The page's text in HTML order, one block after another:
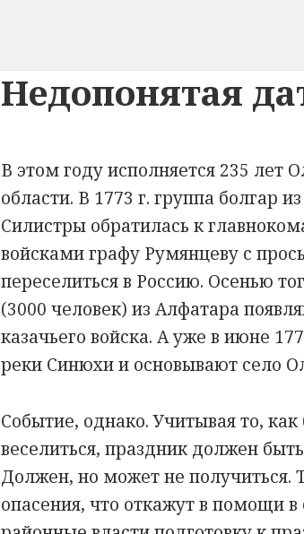
Недопонятая
В этом году исполняется 235 лет
области. В 1773 г. группа болгар
Силистры обратилась к
войсками графу Румянцеву с
переселиться в Россию. Осенью
(3000 человек) из Алфатара
казачьего войска. А уже в июне
реки Синюхи и основывают село
Событие, однако. Учитывая то,
веселиться, праздник должен
Должен, но может не получиться.
опасения, что откажут в помощи в